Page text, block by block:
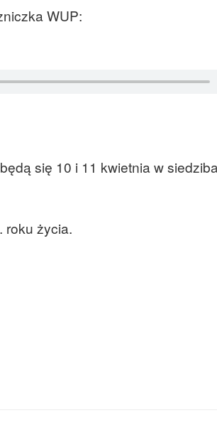
WUP:
się 10 i 11 kwietnia w
roku życia.